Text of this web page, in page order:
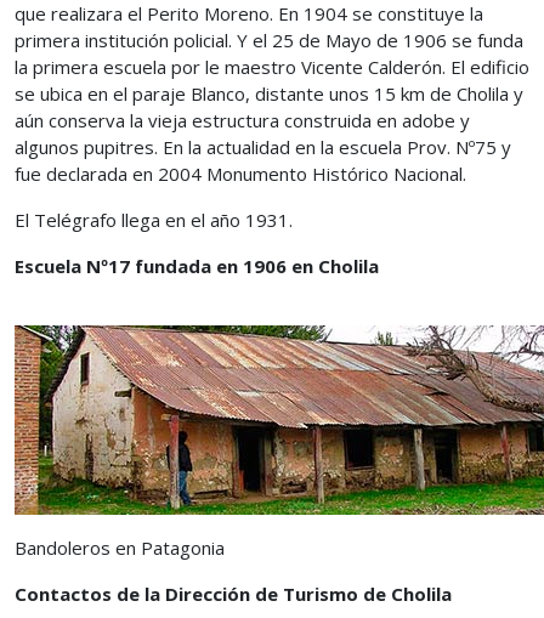
que realizara el Perito Moreno. En 1904 se constituye la
primera institución policial. Y el 25 de Mayo de 1906 se funda
la primera escuela por le maestro Vicente Calderón. El edificio
se ubica en el paraje Blanco, distante unos 15 km de Cholila y
aún conserva la vieja estructura construida en adobe y
algunos pupitres. En la actualidad en la escuela Prov. Nº75 y
fue declarada en 2004 Monumento Histórico Nacional.
El Telégrafo llega en el año 1931.
Escuela Nº17 fundada en 1906 en Cholila
Bandoleros en Patagonia
Contactos de la Dirección de Turismo de Cholila